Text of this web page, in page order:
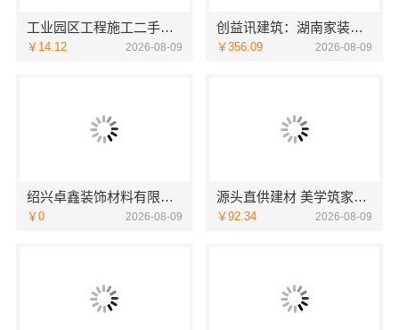
工业园区工程施工二手房全包，苏州兔哥哥智装新材料有限公司省心
￥14.12 2026-08-09
创益讯建筑：湖南家装价格表与售后保障
￥356.09 2026-08-09
绍兴卓鑫装饰材料有限公司上虞区全包省心选择
￥0 2026-08-09
源头直供建材 美学筑家建材公司哪家专业
￥92.34 2026-08-09